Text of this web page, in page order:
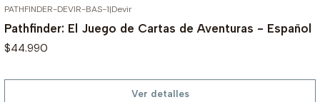
PATHFINDER-DEVIR-BAS-1|Devir
Pathfinder: El Juego de Cartas de Aventuras - Español
$44.990
Ver detalles